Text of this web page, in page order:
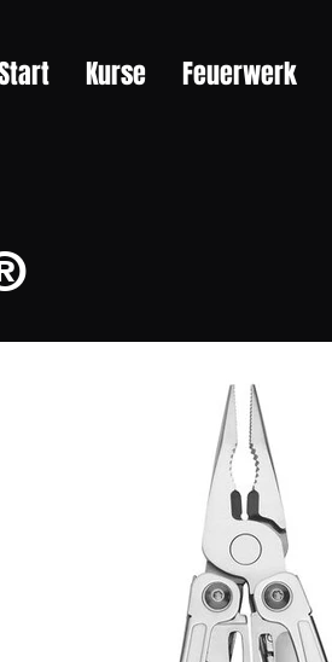
Kurse Feuerwerk